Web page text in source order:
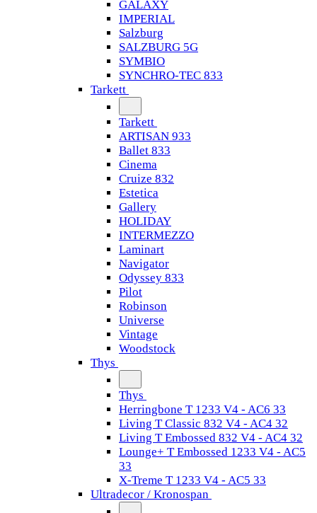
GALAXY
IMPERIAL
Salzburg
SALZBURG 5G
SYMBIO
SYNCHRO-TEC 833
Tarkett
Tarkett
ARTISAN 933
Ballet 833
Cinema
Cruize 832
Estetica
Gallery
HOLIDAY
INTERMEZZO
Laminart
Navigator
Odyssey 833
Pilot
Robinson
Universe
Vintage
Woodstock
Thys
Thys
Herringbone T 1233 V4 - AC6 33
Living T Classic 832 V4 - AC4 32
Living T Embossed 832 V4 - AC4 32
Lounge+ T Embossed 1233 V4 - AC5
33
X-Treme T 1233 V4 - AC5 33
Ultradecor / Kronospan